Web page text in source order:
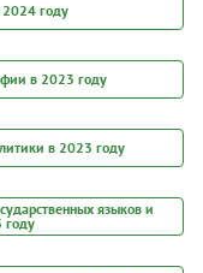
году
в 2023 году
в 2023 году
языков и
году